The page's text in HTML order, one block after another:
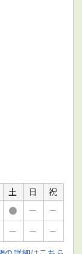
土 日
祝
● －
－
－ －
－